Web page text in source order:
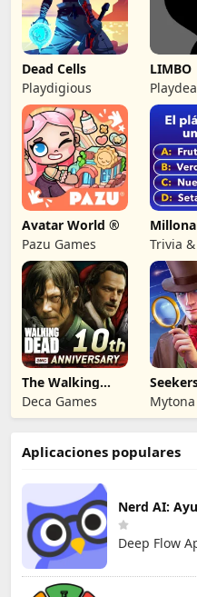
Dead Cells
Playdigious
LIMBO
Avatar World ®
Pazu Games
Juego
Trivia
Games
The Walking
Dead No Man's
Land
Deca Games Mytona
Aplicaciones populares
Nerd AI:
Deep Flow